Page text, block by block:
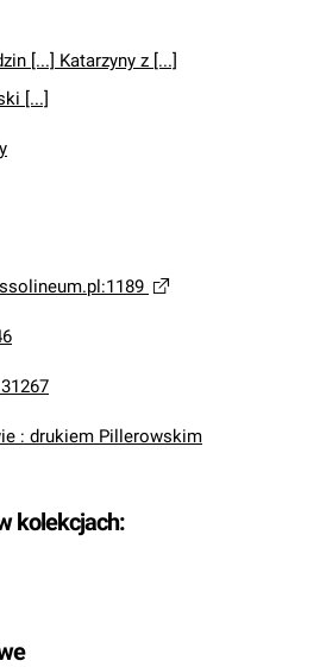
[...] Katarzyny z [...]
[...]
: drukiem Pillerowskim
kolekcjach: